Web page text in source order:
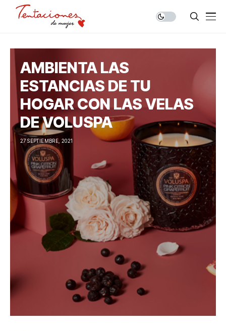
AMBIENTA LAS
ESTANCIAS DE TU
HOGAR CON LAS VELAS
DE VOLUSPA
27 SEPTIEMBRE, 2021